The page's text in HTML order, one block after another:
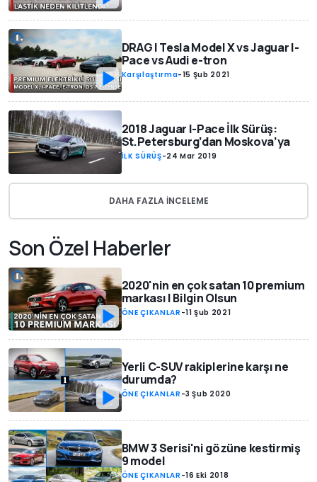
DRAG | Tesla Model X vs Jaguar I-
Pace vs Audi e-tron
Karşılaştırma-15 Şub 2021
2018 Jaguar I-Pace İlk Sürüş:
St.Petersburg’dan Moskova’ya
İLK SÜRÜŞ-24 Mar 2019
DAHA FAZLA INCELEME
Son Özel Haberler
2020'nin en çok satan 10 premium
markası | Bilgin Olsun
ÖNE ÇIKANLAR -11 Şub 2021
Yerli C-SUV rakiplerine karşı ne
durumda?
ÖNE ÇIKANLAR -3 Şub 2020
BMW 3 Serisi'ni gözüne kestirmiş
9 model
ÖNE ÇIKANLAR -16 Eki 2018